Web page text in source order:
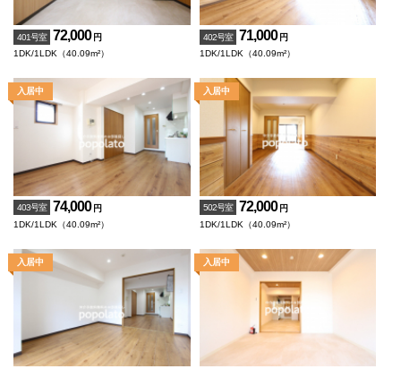
401号室 72,000 円
1DK/1LDK（40.09m²）
402号室 71,000 円
1DK/1LDK（40.09m²）
403号室 74,000 円
1DK/1LDK（40.09m²）
502号室 72,000 円
1DK/1LDK（40.09m²）